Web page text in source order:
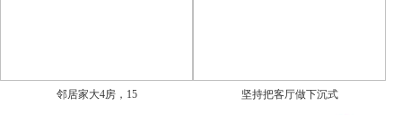
邻居家大4房，15 坚持把客厅做下沉式